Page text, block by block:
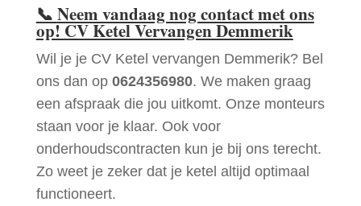
📞 Neem vandaag nog contact met ons
op! CV Ketel Vervangen Demmerik
Wil je je CV Ketel vervangen Demmerik? Bel
ons dan op 0624356980. We maken graag
een afspraak die jou uitkomt. Onze monteurs
staan voor je klaar. Ook voor
onderhoudscontracten kun je bij ons terecht.
Zo weet je zeker dat je ketel altijd optimaal
functioneert.